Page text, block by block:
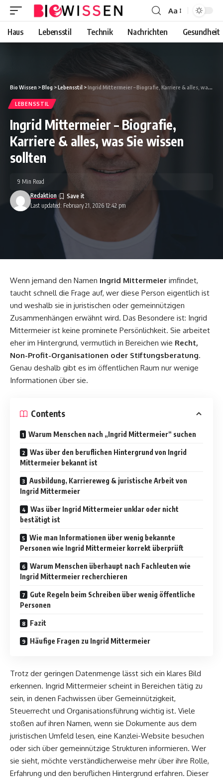
Font
Resizer
Aa
Haus Lebensstil Technik Nachrichten Gesundheit
Bio Wissen >Blog >Lebensstil >Ingrid Mittermeier – Biografie, Karriere & alles, was Sie wissen sollten
LEBENSSTIL
Ingrid Mittermeier – Biografie,
Karriere & alles, was Sie wissen
sollten
Last updated: February 21, 2026 12:42 pm
Redaktion
9 Min Read
Wenn jemand den Namen Ingrid Mittermeier imfindet,
taucht schnell die Frage auf, wer diese Person eigentlich ist
und weshalb sie in juristischen oder gemeinnützigen
Zusammenhängen erwähnt wird. Das Besondere ist: Ingrid
Mittermeier ist keine prominete Persönlichkeit. Sie arbeitet
eher im Hintergrund, vermutlich in Bereichen wie Recht,
Non-Profit-Organisationen oder Stiftungsberatung.
Genau deshalb gibt es im öffentlichen Raum nur wenige
Informationen über sie.
Contents
Warum Menschen nach „Ingrid Mittermeier“ suchen
Was über den beruflichen Hintergrund von Ingrid
Mittermeier bekannt ist
Ausbildung, Karriereweg & juristische Arbeit von
Ingrid Mittermeier
Was über Ingrid Mittermeier unklar oder nicht
bestätigt ist
Wie man Informationen über wenig bekannte
Personen wie Ingrid Mittermeier korrekt überprüft
Warum Menschen überhaupt nach Fachleuten wie
Ingrid Mittermeier recherchieren
Gute Regeln beim Schreiben über wenig öffentliche
Personen
Fazit
Häufige Fragen zu Ingrid Mittermeier
Trotz der geringen Datenmenge lässt sich ein klares Bild
erkennen. Ingrid Mittermeier scheint in Bereichen tätig zu
sein, in denen Fachwissen über Gemeinnützigkeit,
Steuerrecht und Organisationsführung wichtig ist. Viele
stoßen auf ihren Namen, wenn sie Dokumente aus dem
juristischen Umfeld lesen, eine Kanzlei-Website besuchen
oder sich über gemeinnützige Strukturen informieren. Wer
sie sieht, möchte verständlicherweise mehr über ihre Rolle,
Erfahrung und den beruflichen Hintergrund erfahren. Dieser